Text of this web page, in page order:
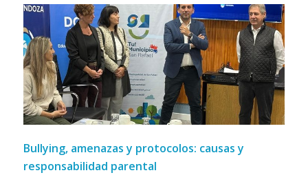
Bullying, amenazas y protocolos: causas y
responsabilidad parental